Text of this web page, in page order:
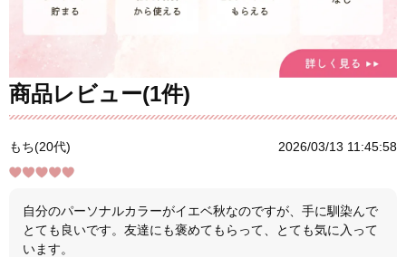
商品レビュー(1件)
もち(20代) 2026/03/13 11:45:58
自分のパーソナルカラーがイエベ秋なのですが、手に馴染んで
とても良いです。友達にも褒めてもらって、とても気に入って
います。